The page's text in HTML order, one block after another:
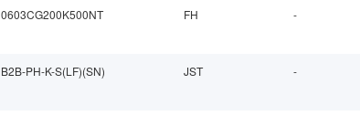
0603CG200K500NT FH -
B2B-PH-K-S(LF)(SN) JST -